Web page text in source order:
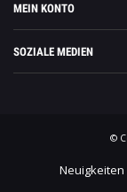
MEIN KONTO
SOZIALE MEDIEN
©
Neuigkeiten